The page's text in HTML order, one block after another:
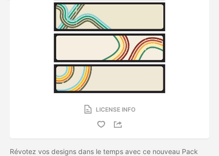
LICENSE INFO
Révotez vos designs dans le temps avec ce nouveau Pack